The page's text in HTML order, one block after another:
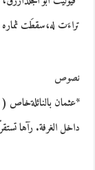
تراءَت له،سقطَت
نصوص
*عثمان بالنائلةخاص (
داخل الغرفة. رآها